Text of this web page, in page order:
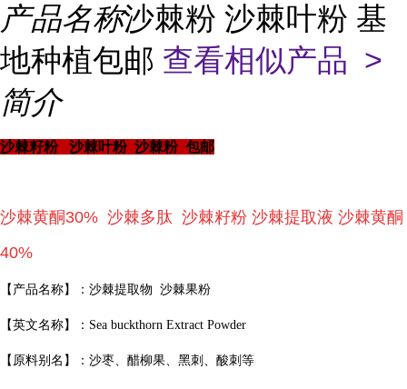
产品名称沙棘粉 沙棘叶粉 基
地种植包邮 查看相似产品 >
简介
沙棘籽粉 沙棘叶粉 沙棘粉 包邮
沙棘黄酮30% 沙棘多肽 沙棘籽粉 沙棘提取液 沙棘黄酮
40%
【产品名称】：沙棘提取物 沙棘果粉
【英文名称】：Sea buckthorn Extract Powder
【原料别名】：沙枣、醋柳果、黑刺、酸刺等